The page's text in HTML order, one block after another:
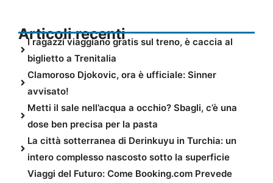
Articoli recenti
I ragazzi viaggiano gratis sul treno, è caccia al
biglietto a Trenitalia
Clamoroso Djokovic, ora è ufficiale: Sinner
avvisato!
Metti il sale nell’acqua a occhio? Sbagli, c’è una
dose ben precisa per la pasta
La città sotterranea di Derinkuyu in Turchia: un
intero complesso nascosto sotto la superficie
Viaggi del Futuro: Come Booking.com Prevede